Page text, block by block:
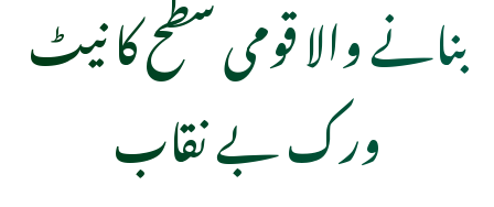
بنانے والا قومی سطح کا نیٹ
ورک بے نقاب